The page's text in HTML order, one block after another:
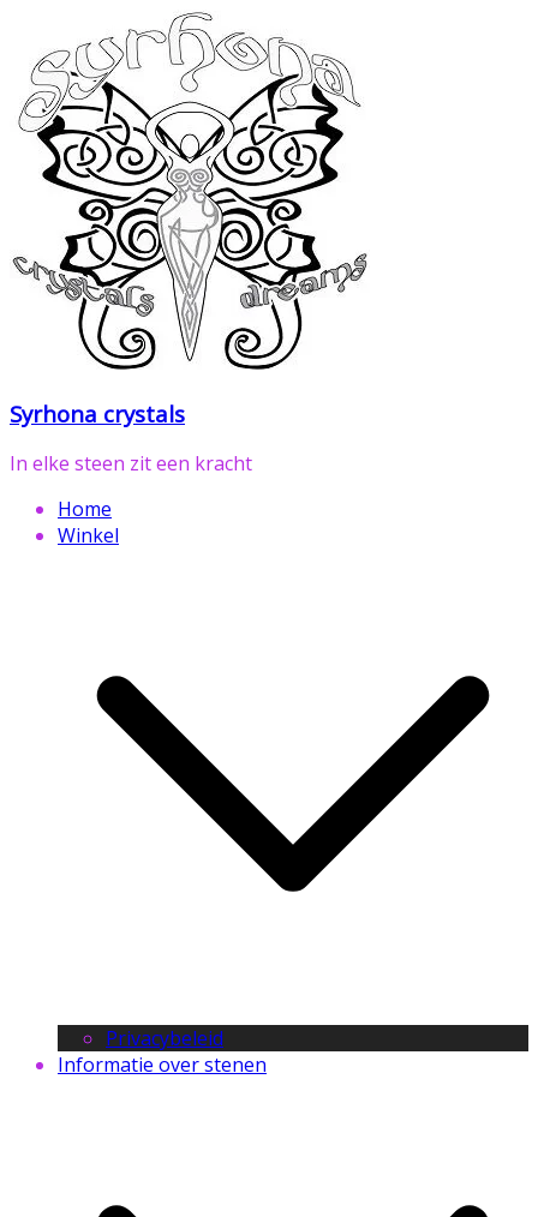
naar
inhoud
Syrhona crystals
In elke steen zit een kracht
Home
Winkel
Privacybeleid
Informatie over stenen